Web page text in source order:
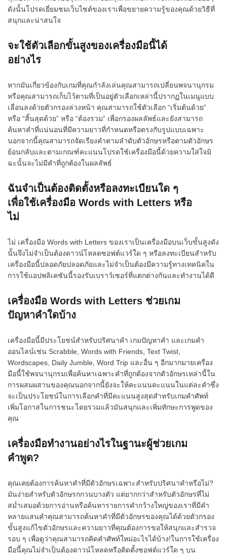
ดังนั้นโปรดเยี่ยมชมเว็บไซต์ของเราเพื่อขยายความรู้ของคุณด้วยวิธีที่
สนุกและน่าสนใจ
จะใช้ตัวเลือกขั้นสูงของเครื่องมือนี้ได้
อย่างไร
หากมันเกี่ยวข้องกับเกมที่คุณกำลังเล่นคุณสามารถเปลี่ยนพจนานุกรม
หรือคุณสามารถเก็บไว้ตามที่เป็นอยู่ตัวเลือกเหล่านี้ปรากฏในเมนูแบบ
เลื่อนลงด้วยตัวกรองล่วงหน้า คุณสามารถใช้ตัวเลือก “เริ่มต้นด้วย”
หรือ “สิ้นสุดด้วย” หรือ “ต้องรวม” เพื่อกรองผลลัพธ์และยังสามารถ
ค้นหาคำที่แน่นอนที่มีความยาวที่กำหนดหรือตรงกับรูปแบบเฉพาะ
นอกจากนี้คุณสามารถจัดเรียงคำตามลำดับตัวอักษรหรือตามตัวอักษร
ย้อนกลับและตามเกณฑ์คะแนนโปรดใช้เครื่องมือนี้ด้วยความใส่ใจมิ
ฉะนั้นจะไม่มีคำที่ถูกต้องในผลลัพธ์
ฉันจำเป็นต้องติดตั้งหรือลงทะเบียนใด ๆ
เพื่อใช้เครื่องมือ Words with Letters หรือ
ไม่
ไม่ เครื่องมือ Words with Letters ของเราเป็นเครื่องมือบนเว็บขั้นสูงดัง
นั้นจึงไม่จำเป็นต้องดาวน์โหลดซอฟต์แวร์ใด ๆ หรือลงทะเบียนสำหรับ
เครื่องมือนี้ปลอดภัยปลอดภัยและไม่จำเป็นต้องมีความรู้ทางเทคนิคใน
การใช้แอปพลิเคชันนี้รองรับเบราว์เซอร์ที่แตกต่างกันและทำงานได้ดี
เครื่องมือ Words with Letters ช่วยเกม
ปัญหาคำใดบ้าง
เครื่องมือนี้มีประโยชน์สำหรับปริศนาคำ เกมปัญหาคำ และเกมคำ
ออนไลน์เช่น Scrabble, Words with Friends, Text Twist,
Wordscapes, Daily Jumble, Word Trip และอื่น ๆ อีกมากมายเครื่อง
มือนี้ใช้พจนานุกรมเพื่อค้นหาเฉพาะคำที่ถูกต้องจากตัวอักษรเหล่านี้ใน
การผสมผสานของคุณนอกจากนี้ยังจะให้คะแนนคะแนนในแต่ละคำซึ่ง
จะเป็นประโยชน์ในการเลือกคำที่มีคะแนนสูงสุดสำหรับเกมคำศัพท์
เพิ่มโอกาสในการชนะโดยรวมแล้วมันสนุกและเพิ่มทักษะการพูดของ
คุณ
เครื่องมือทำงานอย่างไรในฐานะผู้ช่วยเกม
คำพูด?
คุณเคยต้องการค้นหาคำที่มีตัวอักษรเฉพาะสำหรับปริศนาคำหรือไม่?
มันง่ายสำหรับตัวอักษรกกวนบางตัว แต่ยากกว่าสำหรับตัวอักษรที่ไม่
สม่ำเสมอด้วยการอ่านหรือค้นหารายการคำกว้างใหญ่ของเราที่มีคำ
หลายแสนคำคุณสามารถค้นหาคำที่มีตัวอักษรของคุณได้ด้วยตัวกรอง
ขั้นสูงแก้ไขตัวอักษรและความยาวที่คุณต้องการขอให้สนุกและสำรวจ
รอบ ๆ เพื่อดูว่าคุณสามารถคิดคำศัพท์ใหม่อะไรได้บ้าง!ในการใช้เครื่อง
มือนี้คุณไม่จำเป็นต้องดาวน์โหลดหรือติดตั้งซอฟต์แวร์ใด ๆ บน